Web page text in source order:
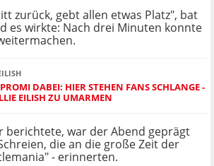
zurück, gebt allen etwas Platz", bat
es wirkte: Nach drei Minuten konnte
DABEI: HIER STEHEN FANS SCHLANGE -
EILISH ZU UMARMEN
berichtete, war der Abend geprägt
die an die große Zeit der
- erinnerten.